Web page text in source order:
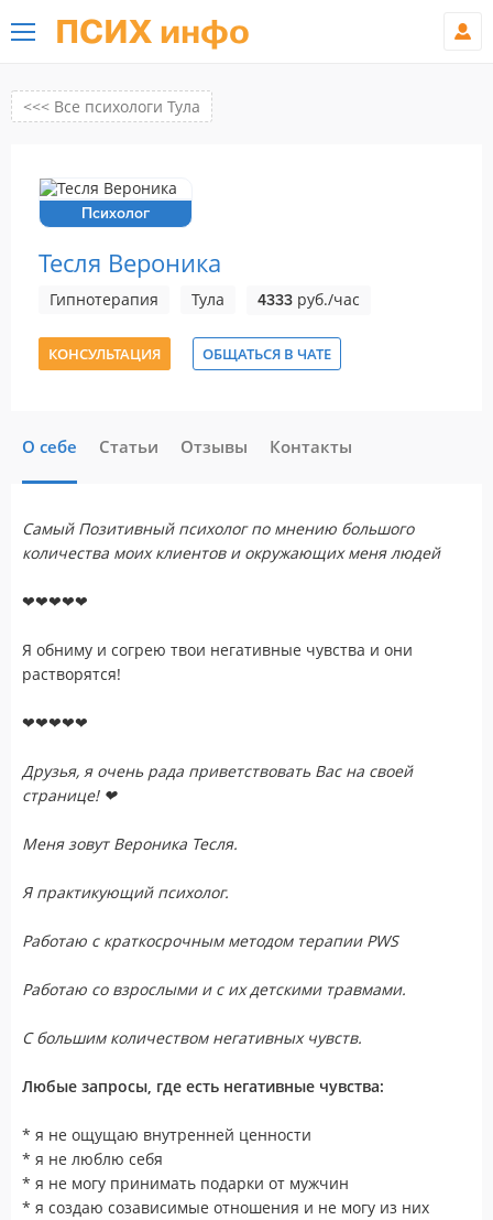
ПСИХ инфо
<<< Все психологи Тула
Психолог
Тесля Вероника
Гипнотерапия Тула 4333 руб./час
КОНСУЛЬТАЦИЯ ОБЩАТЬСЯ В ЧАТЕ
О себе Статьи Отзывы Контакты
Самый Позитивный психолог по мнению большого
количества моих клиентов и окружающих меня людей
❤❤❤❤❤
Я обниму и согрею твои негативные чувства и они
растворятся!
❤❤❤❤❤
Друзья, я очень рада приветствовать Вас на своей
странице! ❤
Меня зовут Вероника Тесля.
Я практикующий психолог.
Работаю с краткосрочным методом терапии PWS
Работаю со взрослыми и с их детскими травмами.
С большим количеством негативных чувств.
Любые запросы, где есть негативные чувства:
* я не ощущаю внутренней ценности
* я не люблю себя
* я не могу принимать подарки от мужчин
* я создаю созависимые отношения и не могу из них